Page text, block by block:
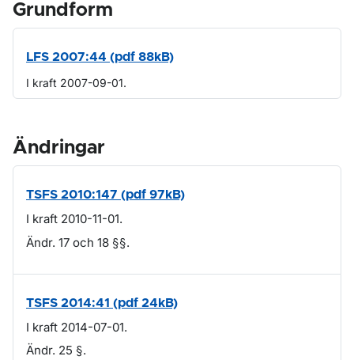
Grundform
LFS 2007:44 (pdf 88kB)
I kraft 2007-09-01.
Ändringar
TSFS 2010:147 (pdf 97kB)
I kraft 2010-11-01.
Ändr. 17 och 18 §§.
TSFS 2014:41 (pdf 24kB)
I kraft 2014-07-01.
Ändr. 25 §.